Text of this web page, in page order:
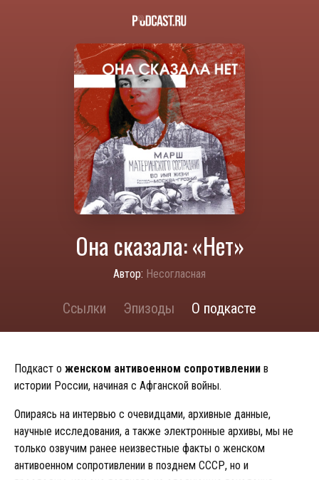
Она сказала: «Нет»
Автор: Несогласная
Ссылки Эпизоды О подкасте
Подкаст о женском антивоенном сопротивлении в
истории России, начиная с Афганской войны.
Опираясь на интервью с очевидцами, архивные данные,
научные исследования, а также электронные архивы, мы не
только озвучим ранее неизвестные факты о женском
антивоенном сопротивлении в позднем СССР, но и